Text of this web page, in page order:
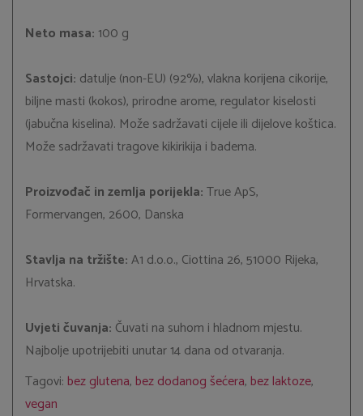
Neto masa:100 g
Sastojci: datulje (non-EU) (92%), vlakna korijena cikorije,
biljne masti (kokos), prirodne arome, regulator kiselosti
(jabučna kiselina). Može sadržavati cijele ili dijelove koštica.
Može sadržavati tragove kikirikija i badema.
Proizvođač in zemlja porijekla:True ApS,
Formervangen, 2600, Danska
Stavlja na tržište:A1 d.o.o., Ciottina 26, 51000 Rijeka,
Hrvatska.
Uvjeti čuvanja: Čuvati na suhom i hladnom mjestu.
Najbolje upotrijebiti unutar 14 dana od otvaranja.
Tagovi:bez glutena,bez dodanog šećera,bez laktoze,
vegan